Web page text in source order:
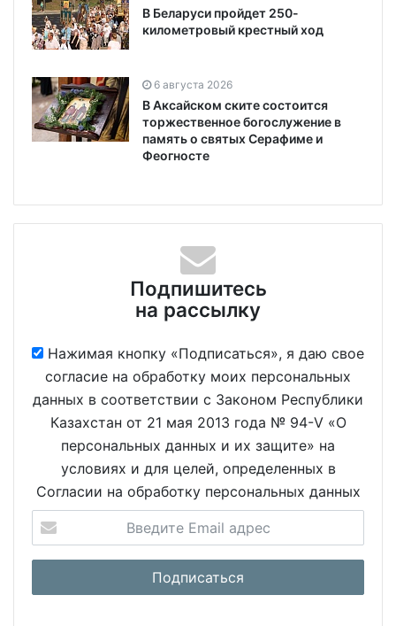
В Беларуси пройдет 250-
километровый крестный ход
6 августа 2026
В Аксайском ските состоится
торжественное богослужение в
память о святых Серафиме и
Феогносте
Подпишитесь
на рассылку
Нажимая кнопку «Подписаться», я даю свое
согласие на обработку моих персональных
данных в соответствии с Законом Республики
Казахстан от 21 мая 2013 года № 94-V «О
персональных данных и их защите» на
условиях и для целей, определенных в
Согласии на обработку персональных данных